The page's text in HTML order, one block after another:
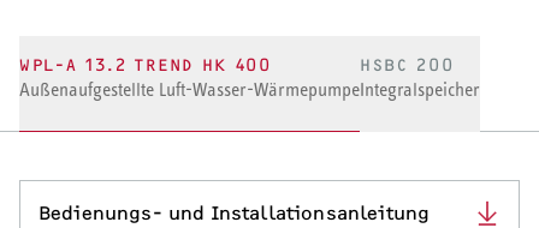
WPL-A 13.2 TREND HK 400
Außenaufgestellte Luft-Wasser-Wärmepumpe
HSBC 200
Integralspeicher
Bedienungs- und Installationsanleitung